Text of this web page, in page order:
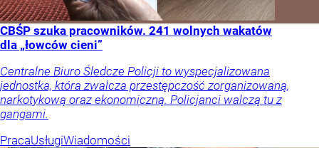
CBŚP szuka pracowników. 241 wolnych wakatów
dla „łowców cieni”
Centralne Biuro Śledcze Policji to wyspecjalizowana
jednostka, która zwalcza przestępczość zorganizowaną,
narkotykową oraz ekonomiczną. Policjanci walczą tu z
gangami.
PracaUsługiWiadomości